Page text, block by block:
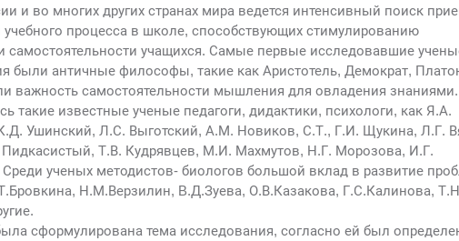
и во многих других странах мира ведется интенсивный поиск
процесса в школе, способствующих стимулированию
самостоятельности учащихся. Самые первые исследовавшие
были античные философы, такие как Аристотель, Демократ,
важность самостоятельности мышления для овладения
такие известные ученые педагоги, дидактики, психологи, как Я.А.
Ушинский, Л.С. Выготский, А.М. Новиков, С.Т., Г.И. Щукина, Л.Г.
Т.В. Кудрявцев, М.И. Махмутов, Н.Г. Морозова, И.Г.
ученых методистов- биологов большой вклад в развитие
Н.М.Верзилин, B.Д.Зуева, О.В.Казакова, Г.С.Калинова,
сформулирована тема исследования, согласно ей был